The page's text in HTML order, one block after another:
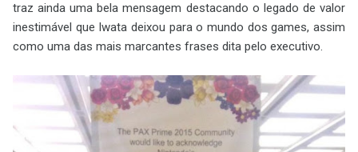
traz ainda uma bela mensagem destacando o legado de valor
inestimável que Iwata deixou para o mundo dos games, assim
como uma das mais marcantes frases dita pelo executivo.